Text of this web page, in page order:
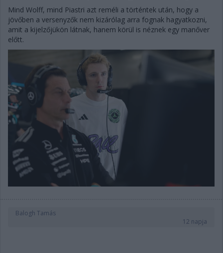
Mind Wolff, mind Piastri azt reméli a történtek után, hogy a
jövőben a versenyzők nem kizárólag arra fognak hagyatkozni,
amit a kijelzőjükön látnak, hanem körül is néznek egy manőver
előtt.
Balogh Tamás
12 napja